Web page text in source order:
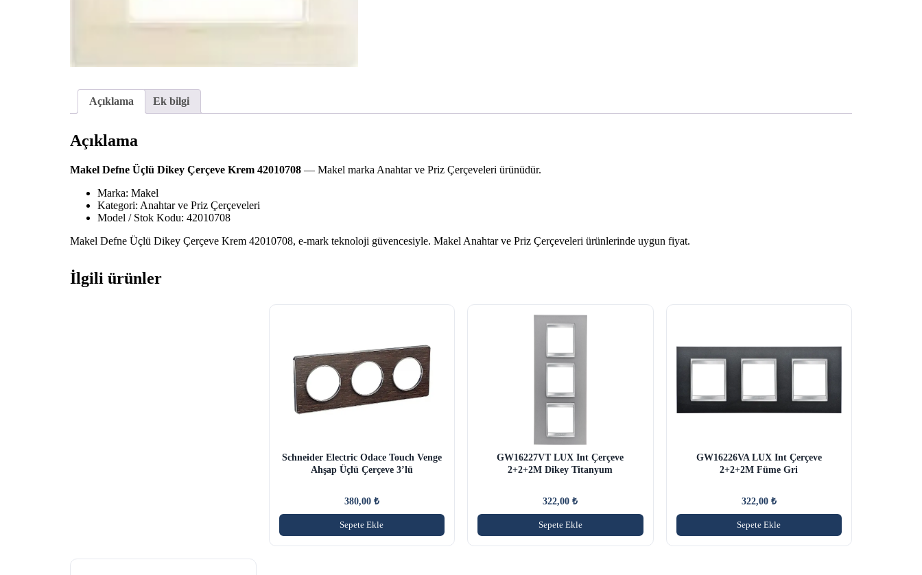
Açıklama Ek bilgi
Açıklama
Makel Defne Üçlü Dikey Çerçeve Krem 42010708 — Makel marka Anahtar ve Priz Çerçeveleri ürünüdür.
Marka: Makel
Kategori: Anahtar ve Priz Çerçeveleri
Model / Stok Kodu: 42010708
Makel Defne Üçlü Dikey Çerçeve Krem 42010708, e-mark teknoloji güvencesiyle. Makel Anahtar ve Priz Çerçeveleri ürünlerinde uygun fiyat.
İlgili ürünler
Schneider Electric Odace Touch Venge
Ahşap Üçlü Çerçeve 3’lü
380,00 ₺
Sepete Ekle
GW16227VT LUX Int Çerçeve
2+2+2M Dikey Titanyum
322,00₺
Sepete Ekle
GW16226VA LUX Int Çerçeve
2+2+2M Füme Gri
322,00 ₺
Sepete Ekle